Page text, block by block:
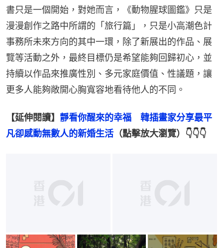
書只是一個開始，對她而言，《動物腥球圖鑑》只是
漫漫創作之路中所謂的「旅行篇」，只是小高潮色計
事務所未來方向的其中一環，除了新展出的作品、展
覽等活動之外，最終目標仍是希望能夠回歸初心，並
持續以作品來推廣性別、多元家庭價值、性議題，讓
更多人能夠敞開心胸寬容地看待他人的不同。
【延伸閱讀】 靜看你醒來的幸福　韓插畫家分享最平
凡卻感動無數人的新婚生活 （點擊放大瀏覽）👇👇👇